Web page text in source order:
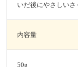
いだ後にやさしいさ
内容量
50g